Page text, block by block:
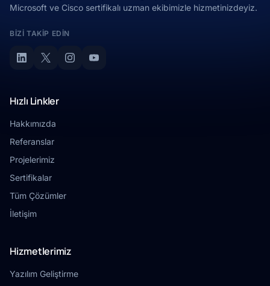
Microsoft ve Cisco sertifikalı uzman ekibimizle hizmetinizdeyiz.
BIZI TAKIP EDIN
Hızlı Linkler
Hakkımızda
Referanslar
Projelerimiz
Sertifikalar
Tüm Çözümler
İletişim
Hizmetlerimiz
Yazılım Geliştirme